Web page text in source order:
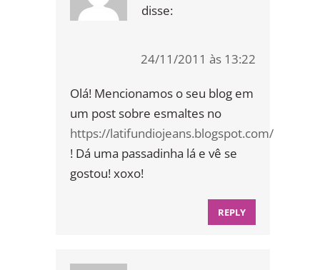
disse:
24/11/2011 às 13:22
Olá! Mencionamos o seu blog em
um post sobre esmaltes no
https://latifundiojeans.blogspot.com/
! Dá uma passadinha lá e vê se
gostou! xoxo!
REPLY